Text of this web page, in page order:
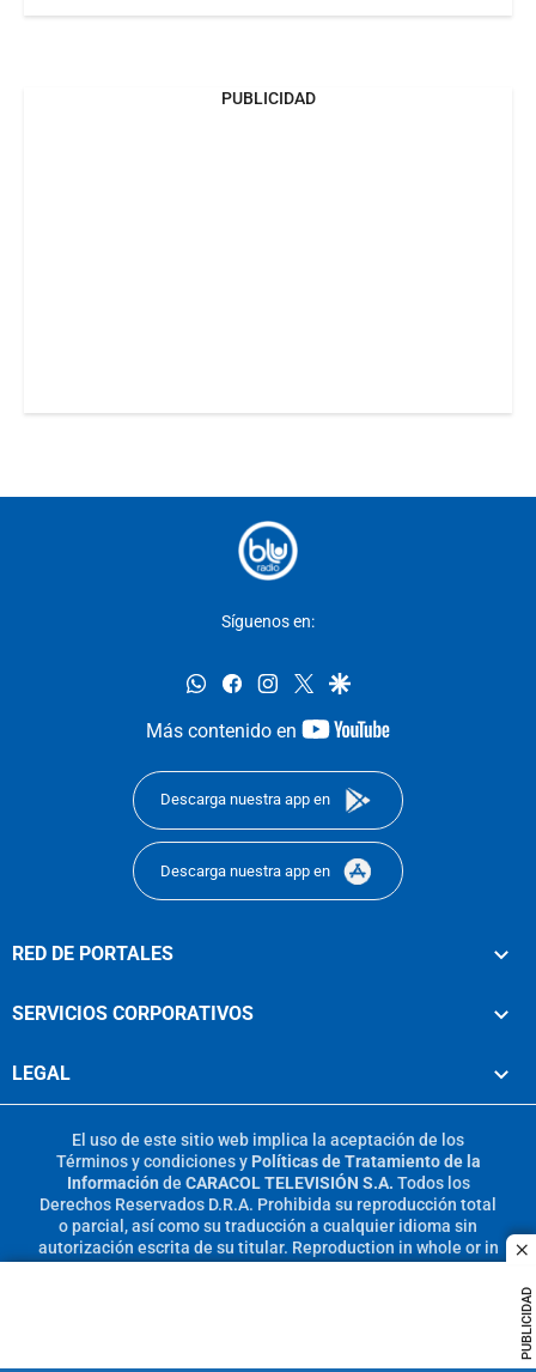
PUBLICIDAD
PUBLICIDAD
Síguenos en:
whatsappfacebookinstagram
twittergoogle
Más contenido en
youtube-
Descarga nuestra app en
Descarga nuestra app en
RED DE PORTALES
SERVICIOS CORPORATIVOS
LEGAL
El uso de este sitio web implica la aceptación de los
Términos y condicionesy Políticas de Tratamiento de la
Información de CARACOL TELEVISIÓN S.A. Todos los
Derechos Reservados D.R.A. Prohibida su reproducción total
o parcial, así como su traducción a cualquier idioma sin
autorización escrita de su titular. Reproduction in whole or in